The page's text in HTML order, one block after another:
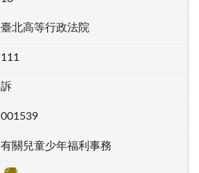
臺北高等行政法院
111
訴
001539
有關兒童少年福利事務